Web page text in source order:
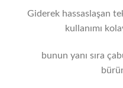
Giderek hassaslaşan
kullanımı
bunun yanı sıra